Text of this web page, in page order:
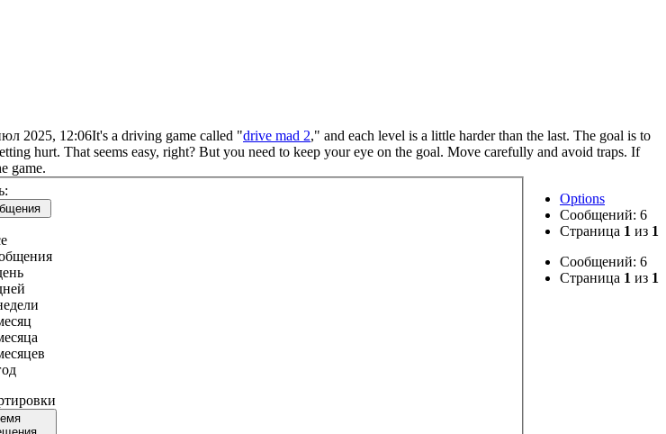
2025, 12:06It's a driving game called "drive mad 2," and each level is a little harder than the last. The goal is to
hurt. That seems easy, right? But you need to keep your eye on the goal. Move carefully and avoid traps. If
game.
Options
Сообщений: 6
Страница 1 из 1
Сообщений: 6
Страница 1 из 1